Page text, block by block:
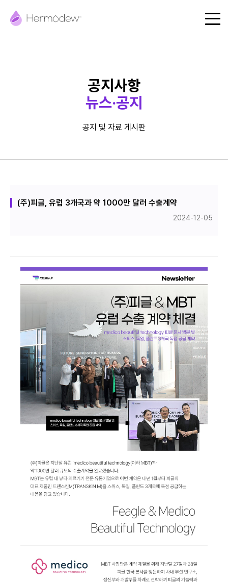
제품문의
공지사항
뉴스·공지
공지 및 자료 게시판
(주)피글, 유럽 3개국과 약 1000만 달러 수출계약
2024-12-05